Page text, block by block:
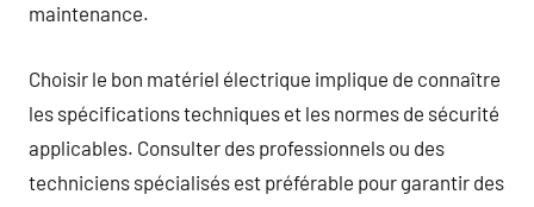
maintenance.
Choisir le bon matériel électrique implique de connaître
les spécifications techniques et les normes de sécurité
applicables. Consulter des professionnels ou des
techniciens spécialisés est préférable pour garantir des